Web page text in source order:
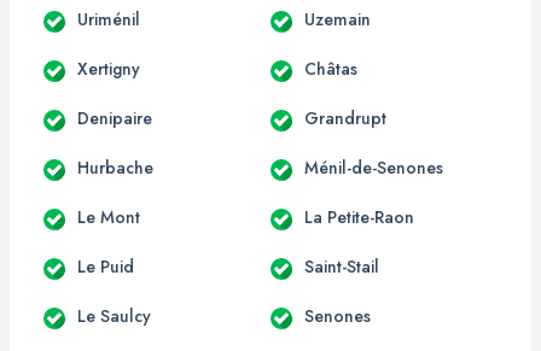
Uriménil Uzemain
Xertigny Châtas
Denipaire Grandrupt
Hurbache Ménil-de-Senones
Le Mont La Petite-Raon
Le Puid Saint-Stail
Le Saulcy Senones